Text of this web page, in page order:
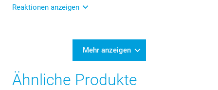
Reaktionen anzeigen
Liebe Kundin, es tut mir leid, dass Sie melden
müssen, dass das Mass nicht stimmt. Um eine
service.de@smartphoto.ch. Bei Bilderrahmen wird im
Handel in der Regel das Mass innerhalb des
Mehr anzeigen
Ähnliche Produkte